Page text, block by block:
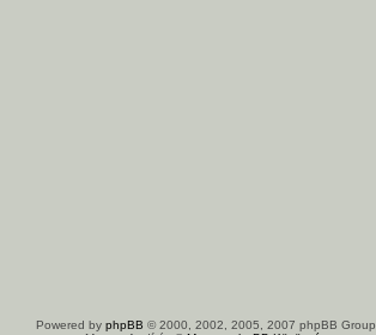
Powered by phpBB © 2000, 2002, 2005, 2007 phpBB Group